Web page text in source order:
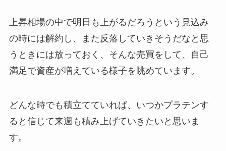
上昇相場の中で明日も上がるだろうという見込み
の時には解約し、また反落していきそうだなと思
うときには放っておく、そんな売買をして、自己
満足で資産が増えている様子を眺めています。
どんな時でも積立てていれば、いつかプラテンす
ると信じて来週も積み上げていきたいと思いま
す。